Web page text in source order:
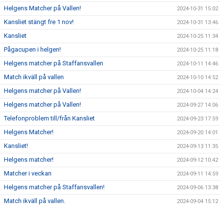
Helgens Matcher på Vallen! 2024-10-31 15:02
Kansliet stängt fre 1 nov! 2024-10-31 13:46
Kansliet 2024-10-25 11:34
Pågacupen i helgen! 2024-10-25 11:18
Helgens matcher på Staffansvallen 2024-10-11 14:46
Match ikväll på vallen 2024-10-10 14:52
Helgens matcher på Vallen! 2024-10-04 14:24
Helgens matcher på Vallen! 2024-09-27 14:06
Telefonproblem till/från Kansliet 2024-09-23 17:59
Helgens Matcher! 2024-09-20 14:01
Kansliet! 2024-09-13 11:35
Helgens matcher! 2024-09-12 10:42
Matcher i veckan 2024-09-11 14:59
Helgens matcher på Staffansvallen! 2024-09-06 13:38
Match ikväll på vallen. 2024-09-04 15:12